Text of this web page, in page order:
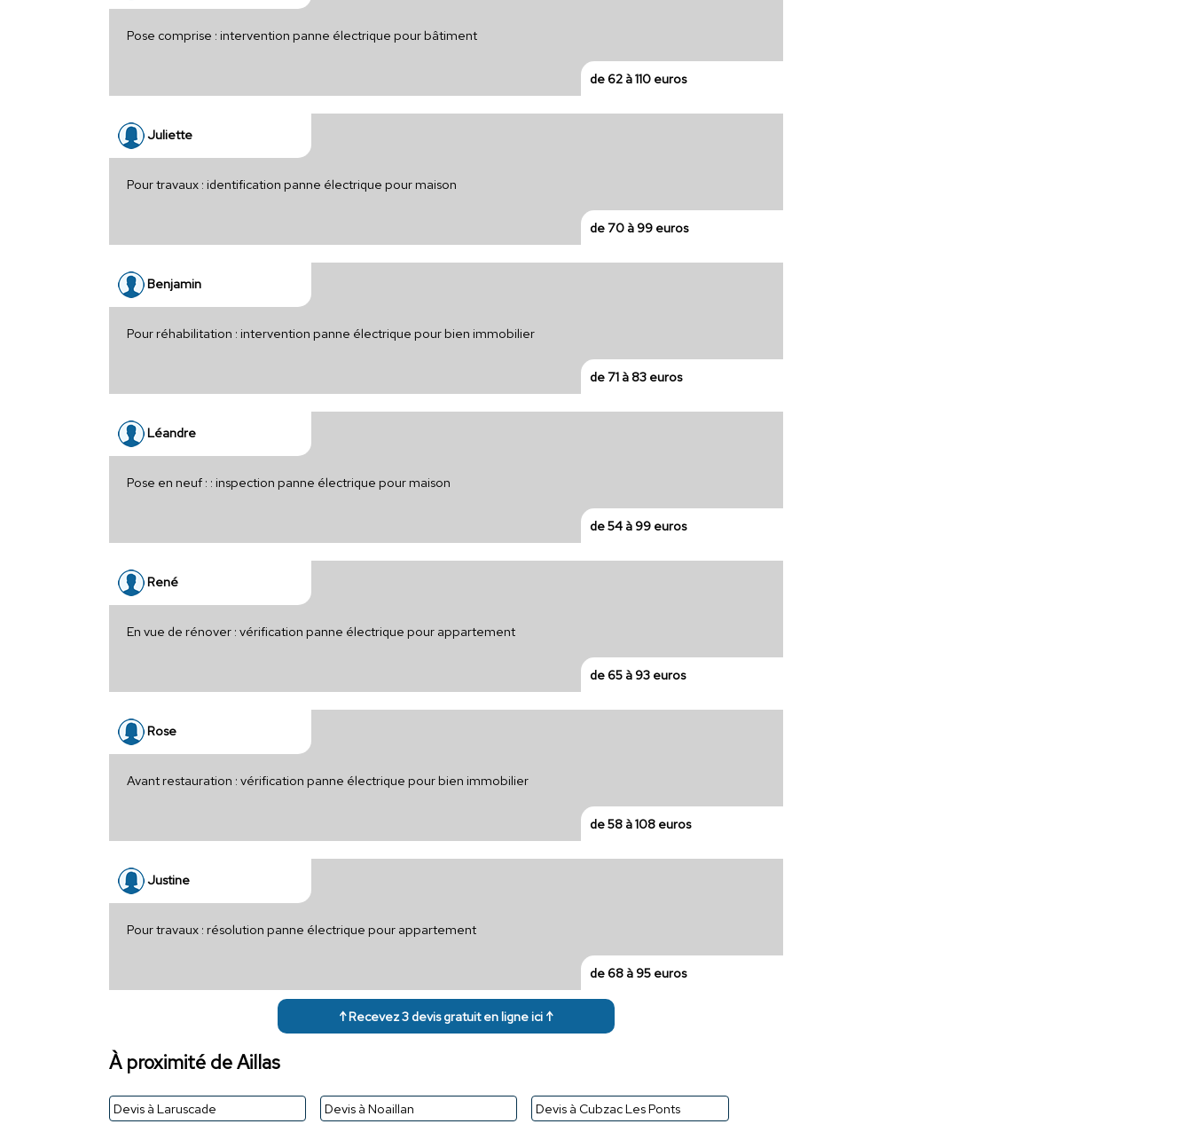
Pose comprise : intervention panne électrique pour bâtiment
de 62 à 110 euros
Juliette
Pour travaux : identification panne électrique pour maison
de 70 à 99 euros
Benjamin
Pour réhabilitation : intervention panne électrique pour bien immobilier
de 71 à 83 euros
Léandre
Pose en neuf : : inspection panne électrique pour maison
de 54 à 99 euros
René
En vue de rénover : vérification panne électrique pour appartement
de 65 à 93 euros
Rose
Avant restauration : vérification panne électrique pour bien immobilier
de 58 à 108 euros
Justine
Pour travaux : résolution panne électrique pour appartement
de 68 à 95 euros
↑ Recevez 3 devis gratuit en ligne ici ↑
À proximité de Aillas
Devis à Laruscade Devis à Noaillan Devis à Cubzac Les Ponts